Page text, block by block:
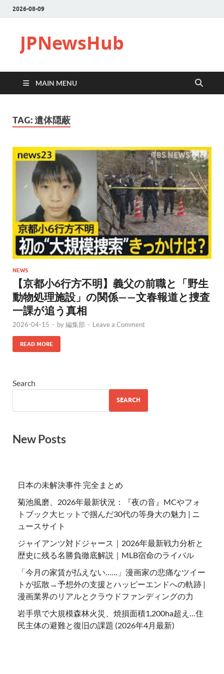
2026-08-09
JPNewsHub
MAIN MENU
TAG:遺体隠蔽
NEWS
【京都小6行方不明】義父の前職と「野生
動物処理施設」の関係——文春報道と捜査
一課が追う真相
2026-04-15 - by編集部 - Leave a Comment
READ MORE
Search
SEARCH
New Posts
日本の未解決事件 完全まとめ
菊池風磨、2026年最新状況：『夜の音』MCやフォ
トブック大ヒットで掴んだ30代の等身大の魅力 | ニ
ュースサイト
ジャイアンツ対ドジャース｜2026年最新戦力分析と
歴史に残る名勝負徹底解説｜MLB宿命のライバル
「今月の家賃が払えない……」漫画家の悲痛なツイー
トが拡散→予想外の支援とハッピーエンドへの軌跡 |
漫画業界のリアルとクラウドファンディングの力
岩手県で大規模森林火災、焼損面積1,200ha超え…住
民主体の避難と復旧の課題 (2026年4月最新)